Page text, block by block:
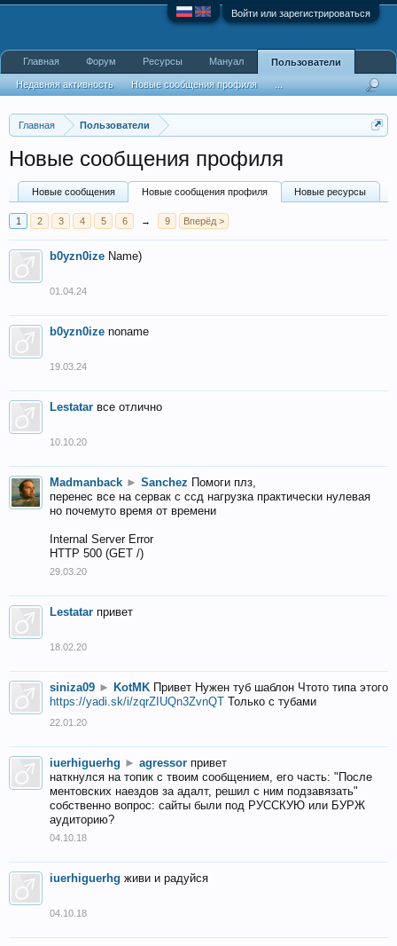
Войти или зарегистрироваться
Главная Пользователи
Новые сообщения профиля
Новые сообщения Новые сообщения профиля Новые ресурсы
1 2 3 4 5 6 → 9 Вперёд >
b0yzn0ize Name)
01.04.24
b0yzn0ize noname
19.03.24
Lestatar все отлично
10.10.20
Madmanback ► Sanchez Помоги плз,
перенес все на сервак с ссд нагрузка практически нулевая
но почемуто время от времени
Internal Server Error
HTTP 500 (GET /)
29.03.20
Lestatar привет
18.02.20
siniza09 ► KotMK Привет Нужен туб шаблон Чтото типа этого
https://yadi.sk/i/zqrZIUQn3ZvnQT Только с тубами
22.01.20
iuerhiguerhg ► agressor привет
наткнулся на топик с твоим сообщением, его часть: "После
ментовских наездов за адалт, решил с ним подзавязать"
собственно вопрос: сайты были под РУССКУЮ или БУРЖ
аудиторию?
04.10.18
iuerhiguerhg живи и радуйся
04.10.18
Главная Форум Ресурсы Мануал Пользователи
Недавняя активность Новые сообщения профиля